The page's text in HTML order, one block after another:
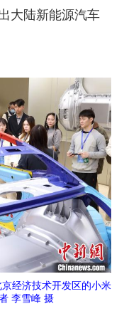
大陆新能源汽车
经济技术开发区的小米
李雪峰 摄